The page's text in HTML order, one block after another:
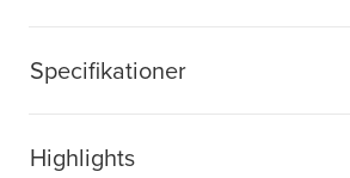
Specifikationer
Highlights